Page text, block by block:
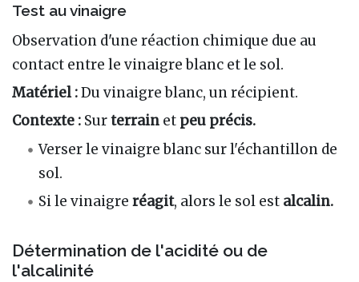
Test au vinaigre
Observation d'une réaction chimique due au
contact entre le vinaigre blanc et le sol.
Matériel :Du vinaigre blanc, un récipient.
Contexte : Surterrain et peu précis.
Verser le vinaigre blanc sur l'échantillon de
sol.
Si le vinaigreréagit, alors le sol est alcalin.
Détermination de l'acidité ou de
l'alcalinité